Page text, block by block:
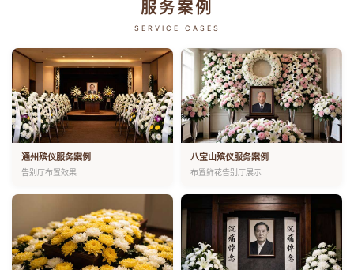
服务案例
SERVICE CASES
通州殡仪服务案例
告别厅布置效果
八宝山殡仪服务案例
布置鲜花告别厅展示